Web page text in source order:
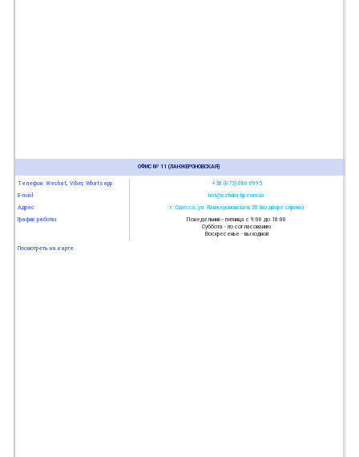
ОФИС № 11 (ЛАНЖЕРОНОВСКАЯ)
Телефон: Wechat, Viber, Whatsapp
+38 (073) 080 0995
E-mail
hot@azbuka-bp.com.ua
Адрес
г. Одесса, ул. Ланжероновская, 28 (во дворе справа)
График работы
Понедельник - пятница с 9:00 до 18:00
Суббота - по согласованию
Воскресенье - выходной
Посмотреть на карте